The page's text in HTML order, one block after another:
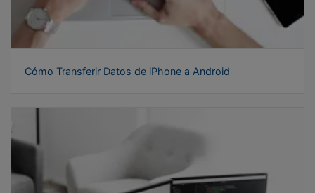
Cómo Transferir Datos de iPhone a Android